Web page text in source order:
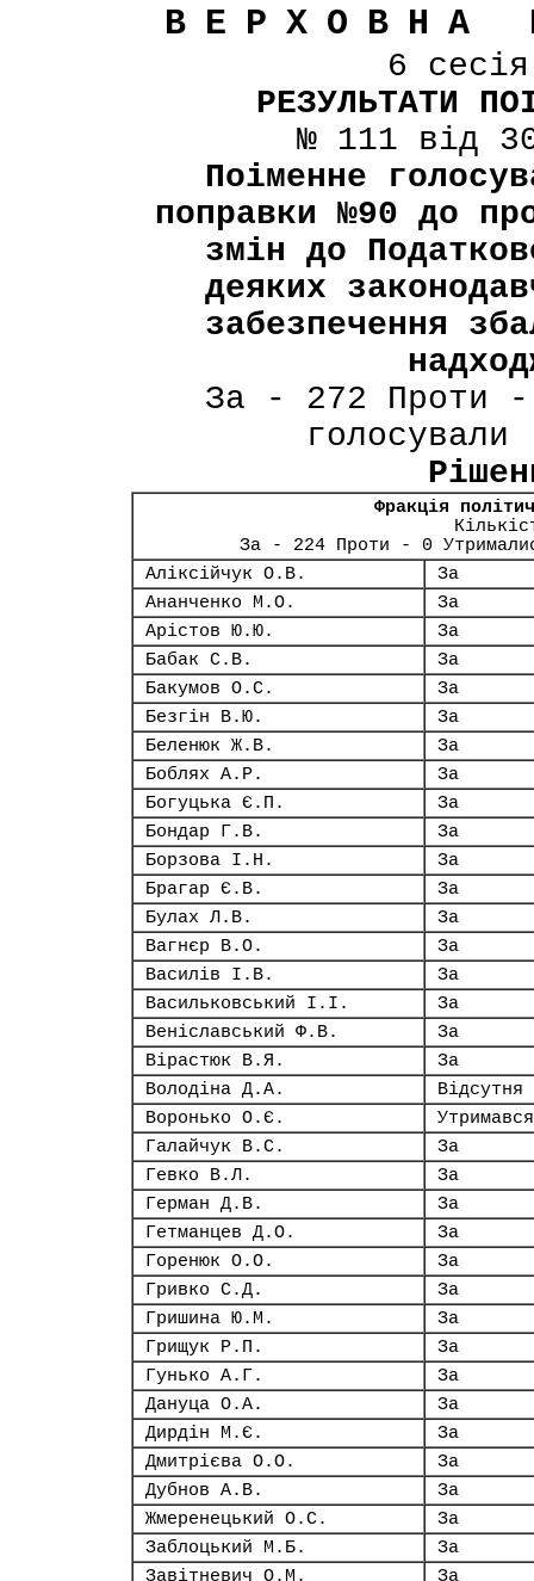
ВЕРХОВНА
6
РЕЗУЛЬТАТИ
№ 111 від
Поіменне
поправки №90 до
змін до
деяких
забезпечення
За - 272 Проти
Фракція
За - 224 Проти - 0
Аліксійчук О.В.
За
Ананченко М.О.
За
Арістов Ю.Ю.
За
Бабак С.В.
За
Бакумов О.С.
За
Безгін В.Ю.
За
Беленюк Ж.В.
За
Боблях А.Р.
За
Богуцька Є.П.
За
Бондар Г.В.
За
Борзова І.Н.
За
Брагар Є.В.
За
Булах Л.В.
За
Вагнєр В.О.
За
Василів І.В.
За
Васильковський І.І.
За
Веніславський Ф.В.
За
Вірастюк В.Я.
За
Володіна Д.А.
Відсутня
Воронько О.Є.
Утримався
Галайчук В.С.
За
Гевко В.Л.
За
Герман Д.В.
За
Гетманцев Д.О.
За
Горенюк О.О.
За
Гривко С.Д.
За
Гришина Ю.М.
За
Грищук Р.П.
За
Гунько А.Г.
За
Дануца О.А.
За
Дирдін М.Є.
За
Дмитрієва О.О.
За
Дубнов А.В.
За
Жмеренецький О.С.
За
Заблоцький М.Б.
За
Завітневич О.М.
За